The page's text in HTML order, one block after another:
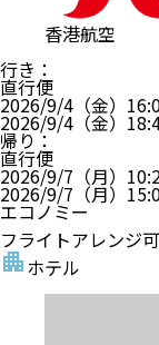
香港航空
行き ：
直行便
2026/9/4（金）
2026/9/4（金）
帰り ：
直行便
2026/9/7（月）
2026/9/7（月）
エコノミー
フライトアレンジ可
ホテル